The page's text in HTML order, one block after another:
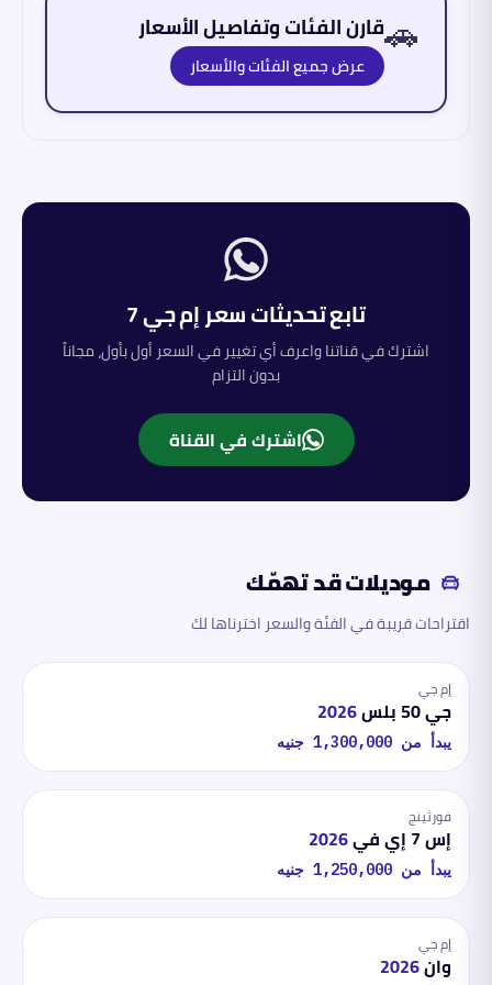
🚗قارن الفئات وتفاصيل الأسعار
عرض جميع الفئات والأسعار
تابع تحديثات سعرإم جي7
اشترك في قناتنا واعرف أي تغيير في السعر أول بأول، مجاناً
بدون التزام
اشترك في القناة
موديلات قد تهمّك
اقتراحات قريبة في الفئة والسعر اخترناها لك
إم جي
جي 50 بلس 2026
يبدأ من 1,300,000 جنيه
فورثينج
إس 7 إي في 2026
يبدأ من 1,250,000 جنيه
إم جي
وان2026